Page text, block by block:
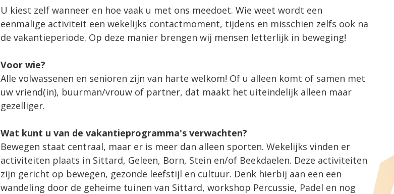
U kiest zelf wanneer en hoe vaak u met ons meedoet. Wie weet wordt een
eenmalige activiteit een wekelijks contactmoment, tijdens en misschien zelfs ook na
de vakantieperiode. Op deze manier brengen wij mensen letterlijk in beweging!
Voor wie?
Alle volwassenen en senioren zijn van harte welkom! Of u alleen komt of samen met
uw vriend(in), buurman/vrouw of partner, dat maakt het uiteindelijk alleen maar
gezelliger.
Wat kunt u van de vakantieprogramma's verwachten?
Bewegen staat centraal, maar er is meer dan alleen sporten. Wekelijks vinden er
activiteiten plaats in Sittard, Geleen, Born, Stein en/of Beekdaelen. Deze activiteiten
zijn gericht op bewegen, gezonde leefstijl en cultuur. Denk hierbij aan een een
wandeling door de geheime tuinen van Sittard, workshop Percussie, Padel en nog